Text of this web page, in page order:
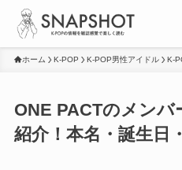
ホーム K-POP K-POP男性アイドル K-
ONE PACTのメン
紹介！本名・誕生日